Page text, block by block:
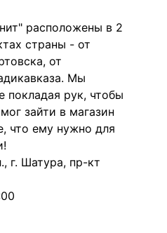
расположены в 2
страны - от
от
Мы
покладая рук, чтобы
зайти в магазин
что ему нужно для
г. Шатура, пр-кт